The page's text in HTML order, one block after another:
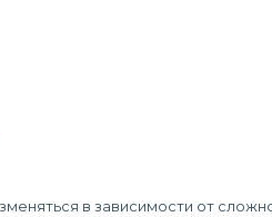
в зависимости от